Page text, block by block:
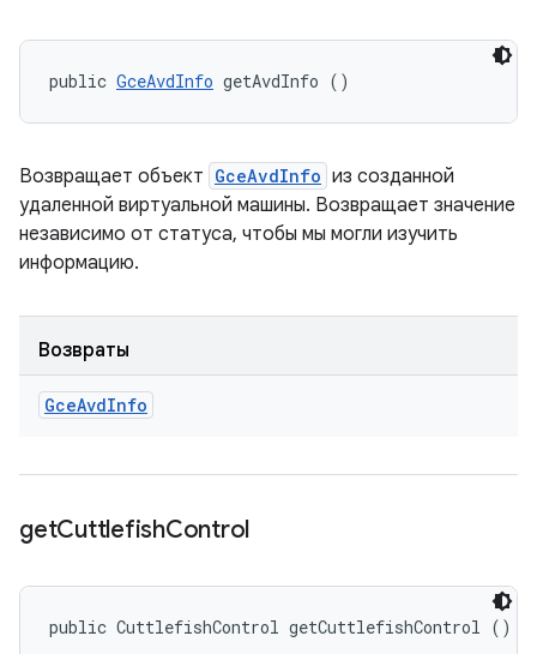
public GceAvdInfo getAvdInfo ()
Возвращает объект GceAvdInfo из созданной
удаленной виртуальной машины. Возвращает значение
независимо от статуса, чтобы мы могли изучить
информацию.
Возвраты
GceAvdInfo
getCuttlefishControl
public CuttlefishControl getCuttlefishControl ()